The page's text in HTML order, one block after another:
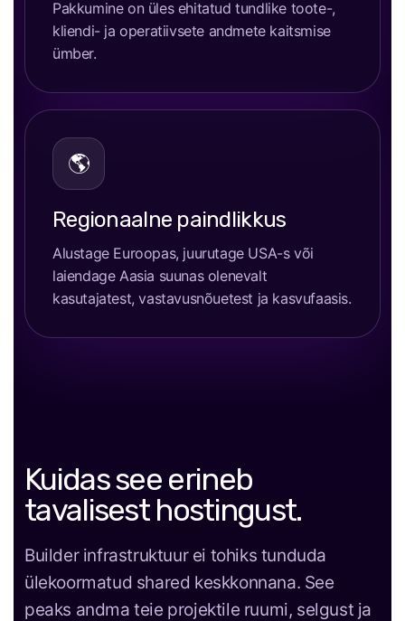
Pakkumine on üles ehitatud tundlike toote-,
kliendi- ja operatiivsete andmete kaitsmise
ümber.
🌎
Regionaalne paindlikkus
Alustage Euroopas, juurutage USA-s või
laiendage Aasia suunas olenevalt
kasutajatest, vastavusnõuetest ja kasvufaasis.
Kuidas see erineb
tavalisest hostingust.
Builder infrastruktuur ei tohiks tunduda
ülekoormatud shared keskkonnana. See
peaks andma teie projektile ruumi, selgust ja